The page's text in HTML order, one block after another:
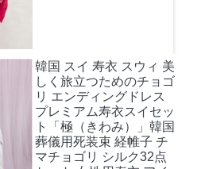
韓国 スイ 寿衣 スウィ 美
しく旅立つためのチョゴ
リ エンディングドレス
プレミアム寿衣スイセッ
ト「極（きわみ）」韓国
葬儀用死装束 経帷子 チ
マチョゴリ シルク32点